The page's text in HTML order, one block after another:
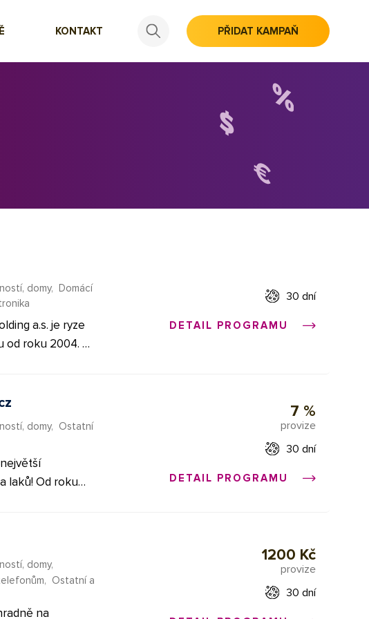
KONTAKT PŘIDAT KAMPAŇ
domy, Domácí
a.s. je ryze
roku 2004. za
a také díky
prodejnách a
spotřební
techniku
30 dní
DETAIL PROGRAMU
domy, Ostatní
laků! Od roku
jako
do interiéru,
barvy na
a tónované
na dřevo,
7 %
provize
30 dní
DETAIL PROGRAMU
domy,
, Ostatní a
na
1200 Kč
provize
30 dní